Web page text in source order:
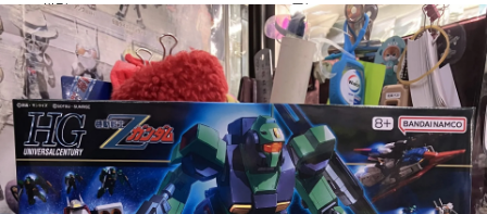
Bandai模型 HGUC #150 1/144 MSA-003 Nemo 雷姆 56834